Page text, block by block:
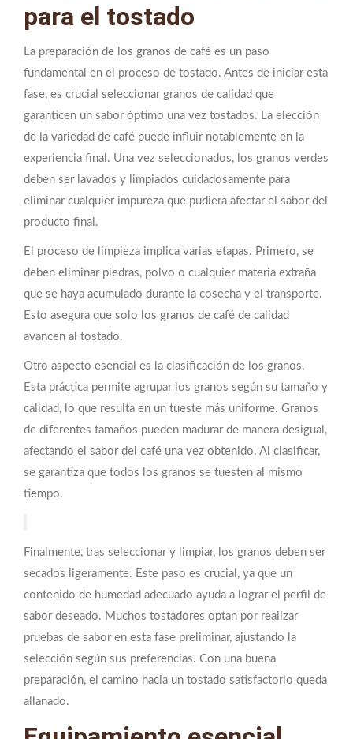
para el tostado
La preparación de los granos de café es un paso
fundamental en el proceso de tostado. Antes de iniciar esta
fase, es crucial seleccionar granos de calidad que
garanticen un sabor óptimo una vez tostados. La elección
de la variedad de café puede influir notablemente en la
experiencia final. Una vez seleccionados, los granos verdes
deben ser lavados y limpiados cuidadosamente para
eliminar cualquier impureza que pudiera afectar el sabor del
producto final.
El proceso de limpieza implica varias etapas. Primero, se
deben eliminar piedras, polvo o cualquier materia extraña
que se haya acumulado durante la cosecha y el transporte.
Esto asegura que solo los granos de café de calidad
avancen al tostado.
Otro aspecto esencial es la clasificación de los granos.
Esta práctica permite agrupar los granos según su tamaño y
calidad, lo que resulta en un tueste más uniforme. Granos
de diferentes tamaños pueden madurar de manera desigual,
afectando el sabor del café una vez obtenido. Al clasificar,
se garantiza que todos los granos se tuesten al mismo
tiempo.
Finalmente, tras seleccionar y limpiar, los granos deben ser
secados ligeramente. Este paso es crucial, ya que un
contenido de humedad adecuado ayuda a lograr el perfil de
sabor deseado. Muchos tostadores optan por realizar
pruebas de sabor en esta fase preliminar, ajustando la
selección según sus preferencias. Con una buena
preparación, el camino hacia un tostado satisfactorio queda
allanado.